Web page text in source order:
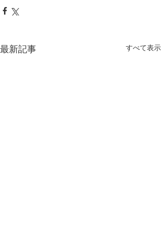
最新記事 すべて表示